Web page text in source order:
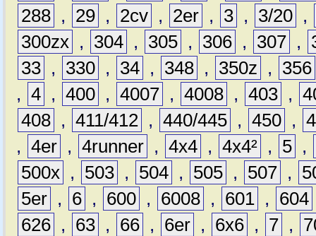
288 , 29 , 2cv , 2er , 3 , 3/20 ,
300zx , 304 , 305 , 306 , 307 ,
33 , 330 , 34 , 348 , 350z ,
356
, 4 , 400 , 4007 , 4008 , 403 ,
408 , 411/412 , 440/445 , 450 ,
, 4er , 4runner , 4x4 , 4x4² , 5 ,
500x , 503 , 504 , 505 , 507 ,
5er , 6 , 600 , 6008 , 601 , 604
626 , 63 , 66 , 6er , 6x6 , 7 ,